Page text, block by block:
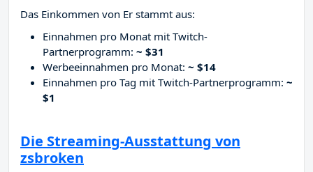
Das Einkommen von Er stammt aus:
Einnahmen pro Monat mit Twitch-
Partnerprogramm: ~ $31
Werbeeinnahmen pro Monat: ~ $14
Einnahmen pro Tag mit Twitch-Partnerprogramm: ~
$1
Die Streaming-Ausstattung von
zsbroken